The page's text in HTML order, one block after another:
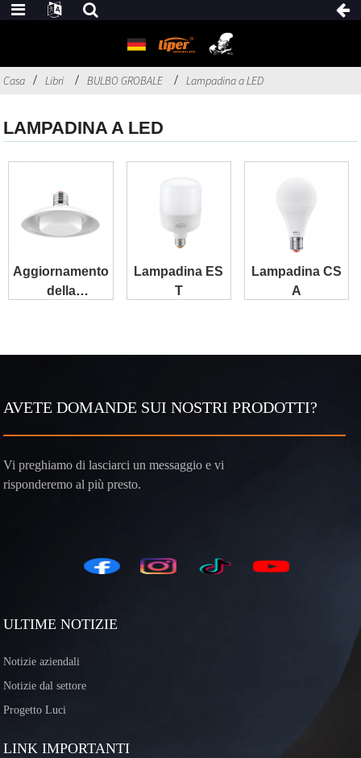
Casa Libri BULBO GROBALE Lampadina a LED
LAMPADINA A LED
Aggiornamento
della
Lampadina ES
T
Lampadina CS
A
AVETE DOMANDE SUI NOSTRI PRODOTTI?
Vi preghiamo di lasciarci un messaggio e vi
risponderemo al più presto.
ULTIME NOTIZIE
Notizie aziendali
Notizie dal settore
Progetto Luci
LINK IMPORTANTI